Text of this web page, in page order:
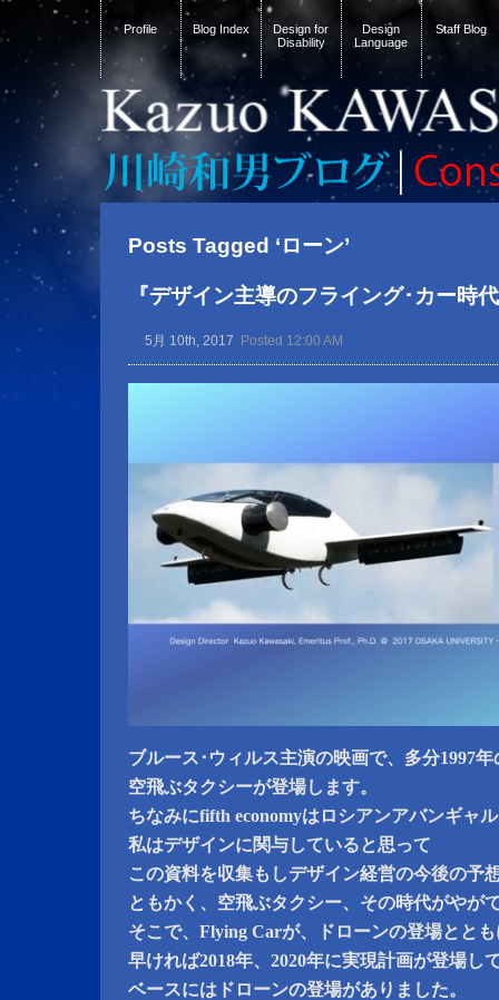
Profile Blog Index
Design for
Disability
Design
Language
Staff Blog
Posts Tagged ‘ローン’
『デザイン主導のフライング･カー時
5月 10th, 2017 Posted 12:00 AM
ブルース･ウィルス主演の映画で、多分1997
空飛ぶタクシーが登場します。
ちなみにfifth economyはロシアンアバンギャ
私はデザインに関与していると思って
この資料を収集もしデザイン経営の今後の予
ともかく、空飛ぶタクシー、その時代がやが
そこで、Flying Carが、ドローンの登場とと
早ければ2018年、2020年に実現計画が登場し
ベースにはドローンの登場がありました。